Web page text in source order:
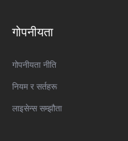
गोपनीयता
गोपनीयता नीति
नियम र सर्तहरू
लाइसेन्स सम्झौता